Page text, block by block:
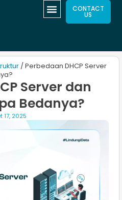
CONTACT
US
/ Perbedaan DHCP Server
Server dan
Bedanya?
17, 2025